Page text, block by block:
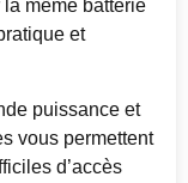
la même batterie
et
puissance et
vous permettent
d’accès